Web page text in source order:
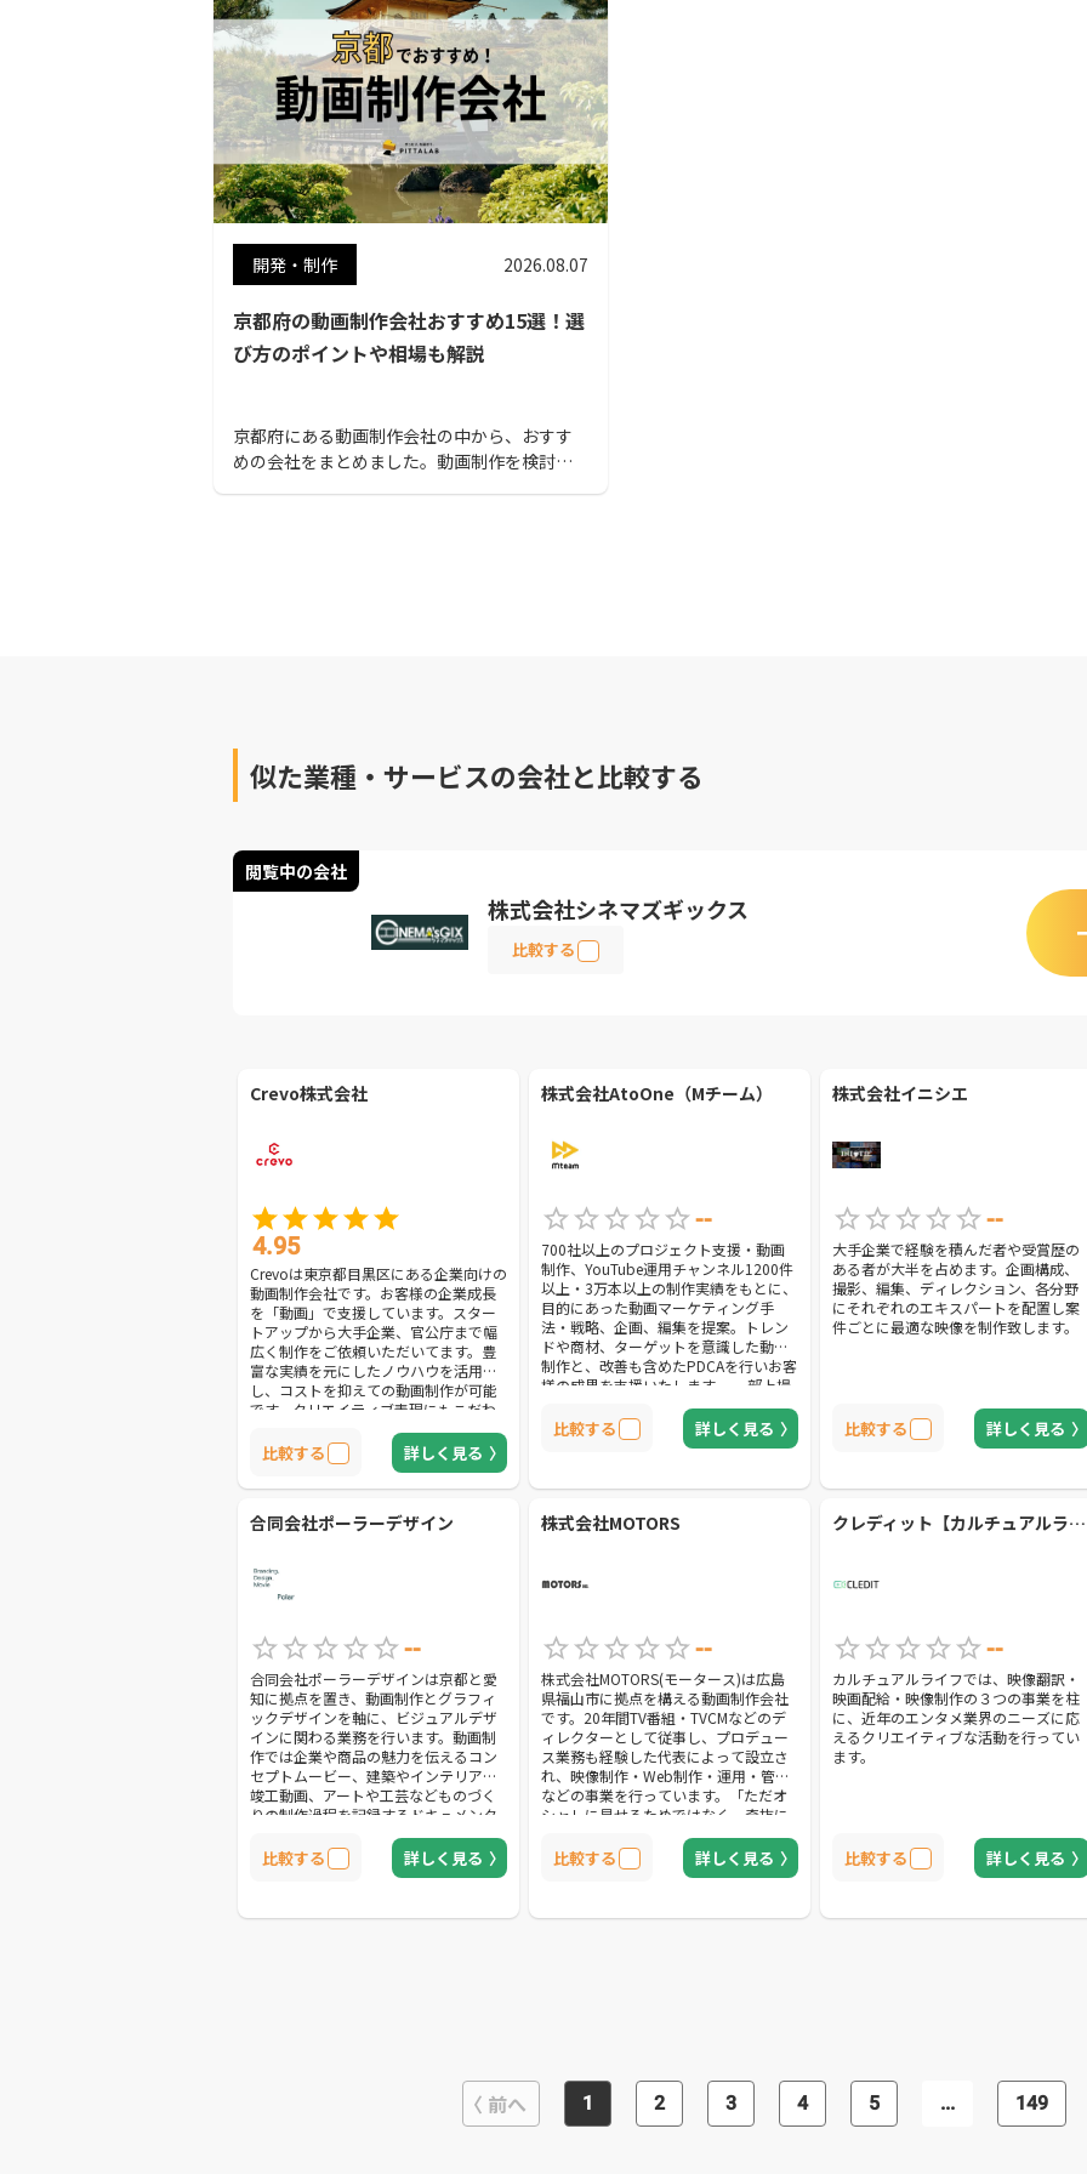
開発・制作 2026.08.07
京都府の動画制作会社おすすめ15選！選
び方のポイントや相場も解説
京都府にある動画制作会社の中から、おすす
めの会社をまとめました。動画制作を検討さ
似た業種・サービスの会社と比較する
閲覧中の会社
株式会社シネマズギックス
比較する
Crevo株式会社
4.95
Crevoは東京都目黒区にある企業向けの
動画制作会社です。お客様の企業成長
を「動画」で支援しています。スター
トアップから大手企業、官公庁まで幅
広く制作をご依頼いただいてます。豊
富な実績を元にしたノウハウを活用
し、コストを抑えての動画制作が可能
です。クリエイティブ表現にもこだわ
りながら、お客様に成果を実感してい
ただける動画制作にこだわっていま
す。
比較する 詳しく見る
株式会社AtoOne（Mチーム）
--
700社以上のプロジェクト支援・動画
制作、YouTube運用チャンネル1200件
以上・3万本以上の制作実績をもとに、
目的にあった動画マーケティング手
法・戦略、企画、編集を提案。トレン
ドや商材、ターゲットを意識した動画
制作と、改善も含めたPDCAを行いお客
様の成果を支援いたします。 一部上場
企業のマーケティング施策などを経験
したスタッフが多数在籍しているた
め、マーケティング全体から見た動画
ーも所属しているため、様々なジャン
す。
比較する 詳しく見る
株式会社イニシエ
--
大手企業で経験を積んだ者や受賞歴の
ある者が大半を占めます。企画構成、
撮影、編集、ディレクション、各分野
にそれぞれのエキスパートを配置し案
件ごとに最適な映像を制作致します。
比較する 詳しく見る
合同会社ポーラーデザイン
--
合同会社ポーラーデザインは京都と愛
知に拠点を置き、動画制作とグラフィ
ックデザインを軸に、ビジュアルデザ
インに関わる業務を行います。動画制
作では企業や商品の魅力を伝えるコン
セプトムービー、建築やインテリアの
竣工動画、アートや工芸などものづく
りの制作過程を記録するドキュメンタ
リー動画等、実写での制作をメインに
承っております。デザイン事務所だか
らこそのブランディングムービー制作
比較する 詳しく見る
株式会社MOTORS
--
株式会社MOTORS(モータース)は広島
県福山市に拠点を構える動画制作会社
です。20年間TV番組・TVCMなどのデ
ィレクターとして従事し、プロデュー
ス業務も経験した代表によって設立さ
れ、映像制作・Web制作・運用・管理
などの事業を行っています。「ただオ
シャレに見せるためではなく、奇抜に
見せるためではなく、伝えたいことを
伝えたい人にちゃんと伝える」という
モットーに基づいた映像制作を展開。
がい者」の動画を見せることで就労や
自立を促す動画Webサービス「障⇔障
継承プログラム」を独自に運営してお
比較する 詳しく見る
クレディット【カルチュアルライフ株式会社】
--
カルチュアルライフでは、映像翻訳・
映画配給・映像制作の３つの事業を柱
に、近年のエンタメ業界のニーズに応
えるクリエイティブな活動を行ってい
ます。
比較する 詳しく見る
前へ 1 2 3 4 5 ... 149